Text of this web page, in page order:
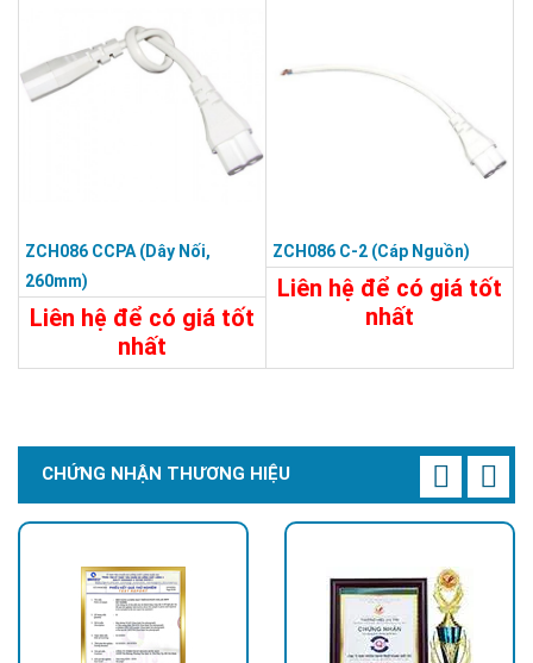
ZCH086 CCPA (dây Nối,
260mm)
Liên hệ để có giá tốt
nhất
20.800đ
ZCH086 C-2 (cáp Nguồn)
Liên hệ để có giá tốt
nhất
CHỨNG NHẬN THƯƠNG HIỆU